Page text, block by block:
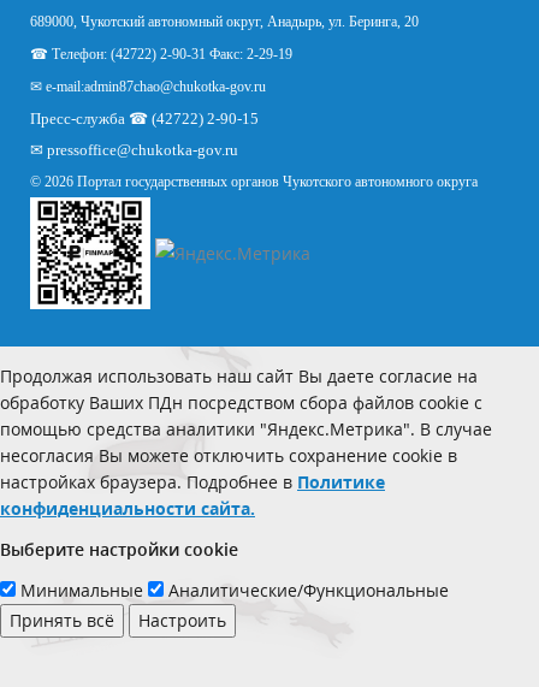
689000, Чукотский автономный округ, Анадырь, ул. Беринга, 20
☎ Телефон: (42722) 2-90-31 Факс: 2-29-19
✉ e-mail:admin87chao@chukotka-gov.ru
Пресс-служба ☎ (42722) 2-90-15
✉ pressoffice@chukotka-gov.ru
© 2026 Портал государственных органов Чукотского автономного округа
Продолжая использовать наш сайт Вы даете согласие на
обработку Ваших ПДн посредством сбора файлов cookie с
помощью средства аналитики "Яндекс.Метрика". В случае
несогласия Вы можете отключить сохранение cookie в
настройках браузера. Подробнее в Политике
конфиденциальности сайта.
Выберите настройки cookie
Минимальные
Аналитические/Функциональные
Принять всё
Настроить